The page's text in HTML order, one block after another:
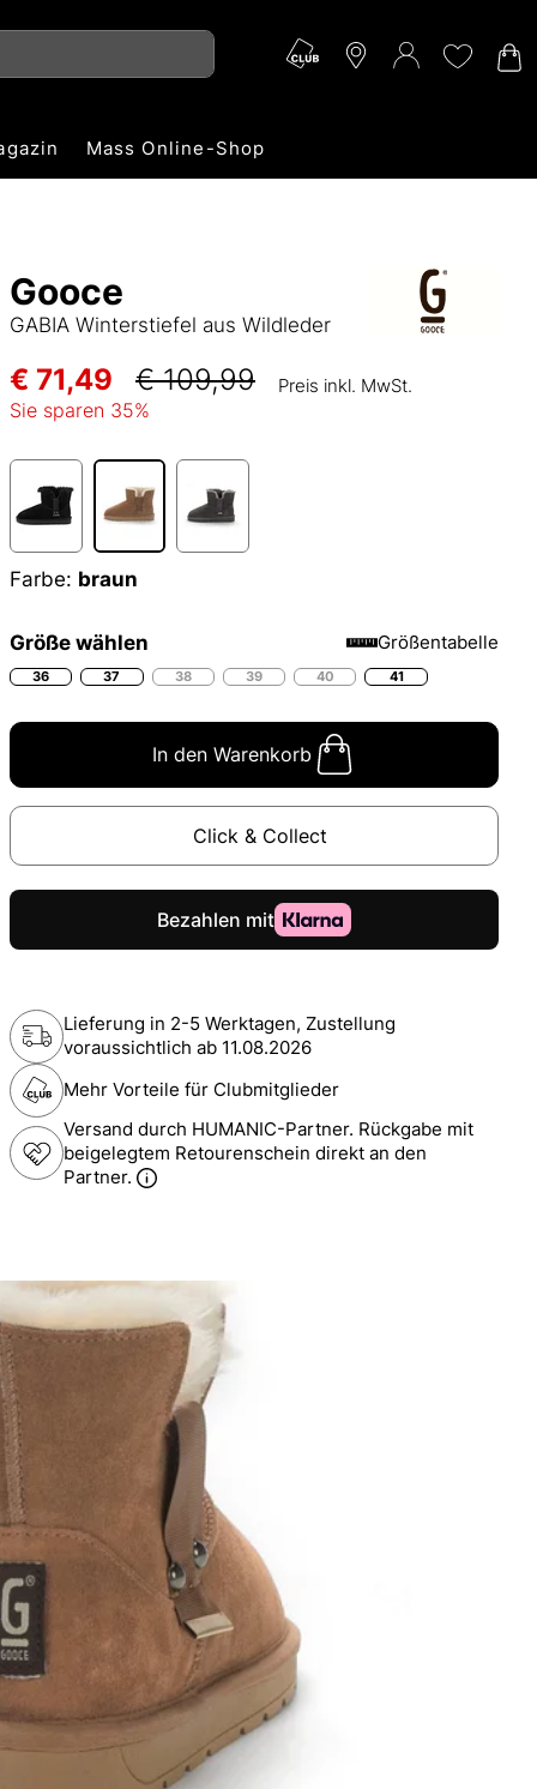
Mass Online-Shop
Gooce
GABIA Winterstiefel aus Wildleder
€ 71,49 € 109,99 Preis inkl. MwSt.
Sie sparen 35%
Farbe: braun
Größe wählen Größentabelle
36 37 38 39 40 41
In den Warenkorb
Click & Collect
Lieferung in 2-5 Werktagen, Zustellung
voraussichtlich ab 11.08.2026
Mehr Vorteile für Clubmitglieder
Versand durch HUMANIC-Partner. Rückgabe mit
beigelegtem Retourenschein direkt an den
Partner.